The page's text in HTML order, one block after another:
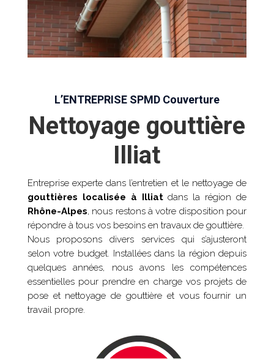
L’ENTREPRISE SPMD Couverture
Nettoyage gouttière
Illiat
Entreprise experte dans l’entretien et le nettoyage de
gouttières localisée à Illiatdans la région de
Rhône-Alpes, nous restons à votre disposition pour
répondre à tous vos besoins en travaux de gouttière.
Nous proposons divers services qui s’ajusteront
selon votre budget. Installées dans la région depuis
quelques années, nous avons les compétences
essentielles pour prendre en charge vos projets de
pose et nettoyage de gouttière et vous fournir un
travail propre.